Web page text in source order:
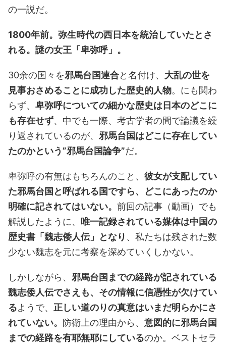
の一説だ。
1800年前。弥生時代の西日本を統治していたとさ
れる。謎の女王「卑弥呼」。
30余の国々を邪馬台国連合と名付け、 大乱の世を
見事おさめることに成功した歴史的人物。にも関わ
らず、 卑弥呼についての細かな歴史は日本のどこに
も存在せず、中でも一際、考古学者の間で論議を繰
り返されているのが、 邪馬台国はどこに存在してい
たのかという”邪馬台国論争”だ。
卑弥呼の有無はもちろんのこと、 彼女が支配してい
た邪馬台国と呼ばれる国ですら、どこにあったのか
明確に記されてはいない。 前回の記事（動画）でも
解説したように、 唯一記録されている媒体は中国の
歴史書「魏志倭人伝」となり 、私たちは残された数
少ない魏志を元に考察を深めていくしかない。
しかしながら、 邪馬台国までの経路が記されている
魏志倭人伝でさえも、その情報に信憑性が欠けてい
るようで、 正しい道のりの真意はいまだ明らかにさ
れていない。 防衛上の理由から、 意図的に邪馬台国
までの経路を有耶無耶にしているのか。ベストセラ